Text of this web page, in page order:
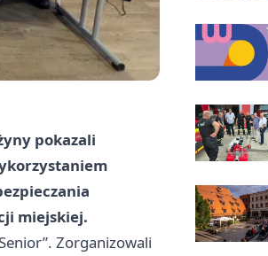
pokazali
miejskiej.
Zorganizowali